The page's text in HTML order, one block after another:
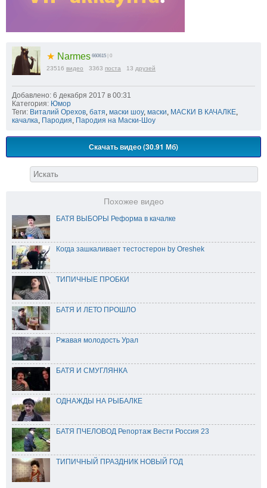
★ Narmes 660615 | 0
23516 видео 3363 поста 13 друзей
Добавлено: 6 декабря 2017 в 00:31
Категория: Юмор
Теги: Виталий Орехов батя маски шоу, маски МАСКИ В КАЧАЛКЕ
качалка Пародия Пародия на Маски-Шоу
Скачать видео (30.91 Мб)
Похожее видео
БАТЯ ВЫБОРЫ Реформа в качалке
Когда зашкаливает тестостерон by Oreshek
ТИПИЧНЫЕ ПРОБКИ
БАТЯ И ЛЕТО ПРОШЛО
Ржавая молодость Урал
БАТЯ И СМУГЛЯНКА
ОДНАЖДЫ НА РЫБАЛКЕ
БАТЯ ПЧЕЛОВОД Репортаж Вести Россия 23
ТИПИЧНЫЙ ПРАЗДНИК НОВЫЙ ГОД